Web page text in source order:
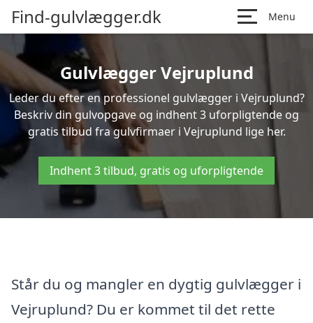
Find-gulvlægger.dk Menu
Gulvlægger Vejruplund
Leder du efter en professionel gulvlægger i Vejruplund?
Beskriv din gulvopgave og indhent 3 uforpligtende og
gratis tilbud fra gulvfirmaer i Vejruplund lige her.
Indhent 3 tilbud, gratis og uforpligtende
Står du og mangler en dygtig gulvlægger i
Vejruplund? Du er kommet til det rette